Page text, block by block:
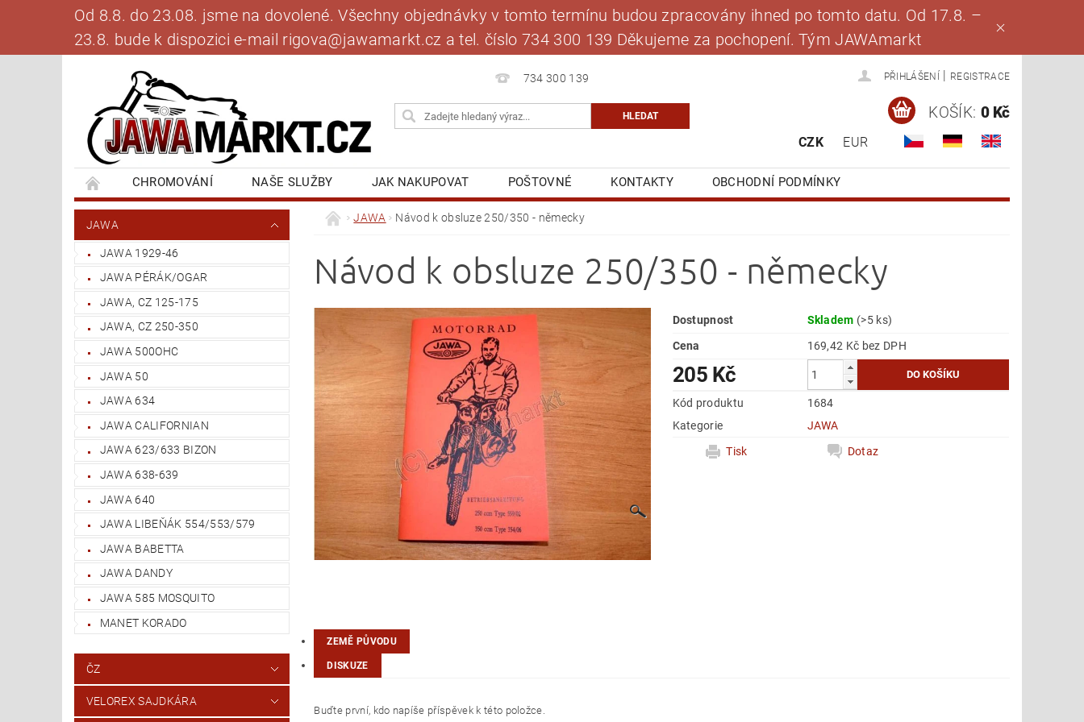
Od 8.8. do 23.08. jsme na dovolené. Všechny objednávky v tomto termínu budou zpracovány ihned po tomto datu. Od 17.8. –
23.8. bude k dispozici e-mail rigova@jawamarkt.cz a tel. číslo 734 300 139 Děkujeme za pochopení. Tým JAWAmarkt
734 300 139 PŘIHLÁŠENÍ REGISTRACE
CZK EUR
KOŠÍK: 0 Kč
CHROMOVÁNÍ NAŠE SLUŽBY JAK NAKUPOVAT POŠTOVNÉ KONTAKTY
OBCHODNÍ PODMÍNKY
BANKOVNÍ SPOJENÍ
NAPIŠTE NÁM BLOG MOJE OBJEDNÁVKA
JAWA
JAWA 1929-46
JAWA PÉRÁK/OGAR
JAWA, CZ 125-175
JAWA, CZ 250-350
JAWA 500OHC
JAWA 50
JAWA 634
JAWA CALIFORNIAN
JAWA 623/633 BIZON
JAWA 638-639
JAWA 640
JAWA LIBEŇÁK 554/553/579
JAWA BABETTA
JAWA DANDY
JAWA 585 MOSQUITO
MANET KORADO
ČZ
VELOREX SAJDKÁRA
JAWA Návod k obsluze 250/350 - německy
Návod k obsluze 250/350 - německy
Dostupnost Skladem (>5 ks)
Cena
169,42 Kč bez DPH
205 Kč
Kód produktu
1684
Kategorie
JAWA
Tisk
Dotaz
ZEMĚ PŮVODU
DISKUZE
Buďte první, kdo napíše příspěvek k této položce.